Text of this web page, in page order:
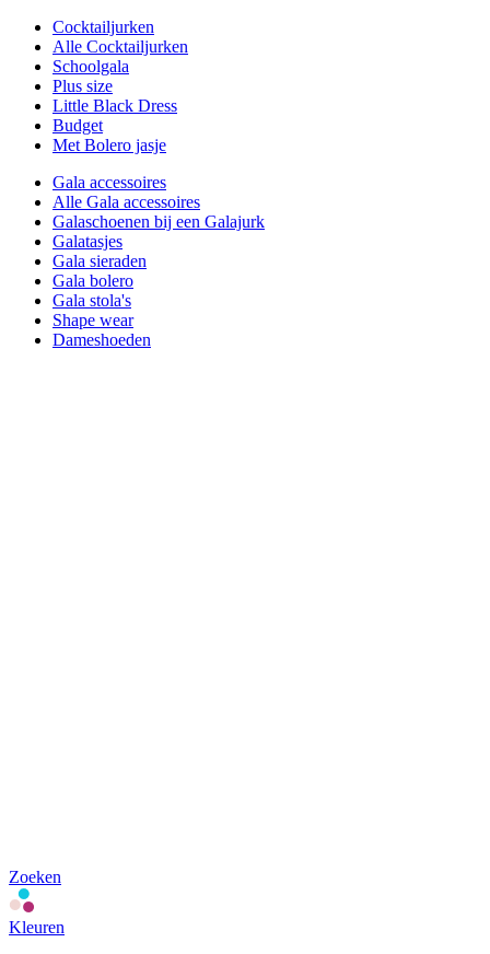
Cocktailjurken
Alle Cocktailjurken
Schoolgala
Plus size
Little Black Dress
Budget
Met Bolero jasje
Gala accessoires
Alle Gala accessoires
Galaschoenen bij een Galajurk
Galatasjes
Gala sieraden
Gala bolero
Gala stola's
Shape wear
Dameshoeden
Zoeken
Kleuren